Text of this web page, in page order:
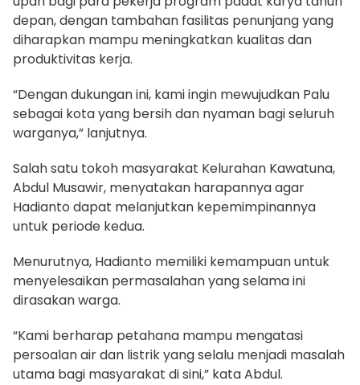
depan, dengan tambahan fasilitas penunjang yang
diharapkan mampu meningkatkan kualitas dan
produktivitas kerja.
“Dengan dukungan ini, kami ingin mewujudkan Palu
sebagai kota yang bersih dan nyaman bagi seluruh
warganya,” lanjutnya.
Salah satu tokoh masyarakat Kelurahan Kawatuna,
Abdul Musawir, menyatakan harapannya agar
Hadianto dapat melanjutkan kepemimpinannya
untuk periode kedua.
Menurutnya, Hadianto memiliki kemampuan untuk
menyelesaikan permasalahan yang selama ini
dirasakan warga.
“Kami berharap petahana mampu mengatasi
persoalan air dan listrik yang selalu menjadi masalah
utama bagi masyarakat di sini,” kata Abdul.